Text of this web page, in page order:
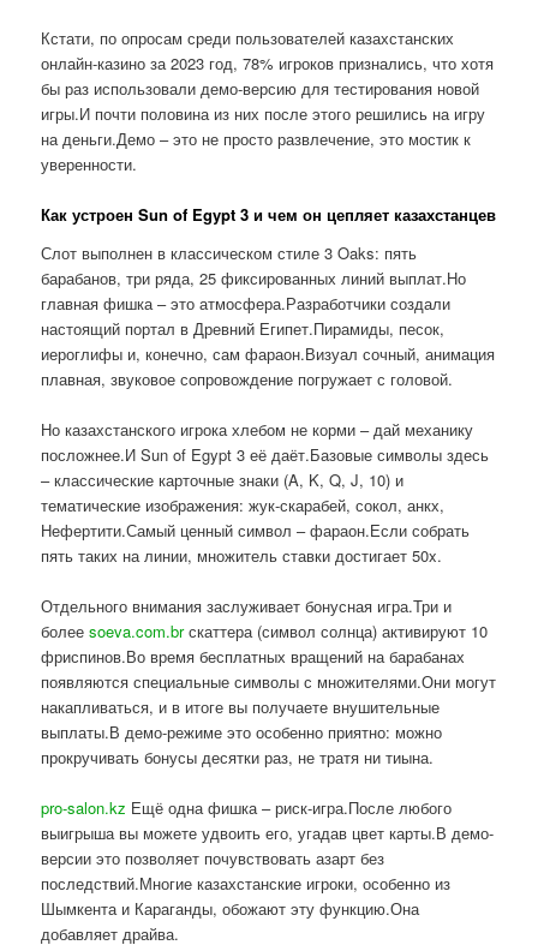
Кстати, по опросам среди пользователей казахстанских
онлайн-казино за 2023 год, 78% игроков признались, что хотя
бы раз использовали демо-версию для тестирования новой
игры.И почти половина из них после этого решились на игру
на деньги.Демо – это не просто развлечение, это мостик к
уверенности.
Как устроен Sun of Egypt 3 и чем он цепляет казахстанцев
Слот выполнен в классическом стиле 3 Oaks: пять
барабанов, три ряда, 25 фиксированных линий выплат.Но
главная фишка – это атмосфера.Разработчики создали
настоящий портал в Древний Египет.Пирамиды, песок,
иероглифы и, конечно, сам фараон.Визуал сочный, анимация
плавная, звуковое сопровождение погружает с головой.
Но казахстанского игрока хлебом не корми – дай механику
посложнее.И Sun of Egypt 3 её даёт.Базовые символы здесь
– классические карточные знаки (A, K, Q, J, 10) и
тематические изображения: жук-скарабей, сокол, анкх,
Нефертити.Самый ценный символ – фараон.Если собрать
пять таких на линии, множитель ставки достигает 50x.
Отдельного внимания заслуживает бонусная игра.Три и
болееsoeva.com.brскаттера (символ солнца) активируют 10
фриспинов.Во время бесплатных вращений на барабанах
появляются специальные символы с множителями.Они могут
накапливаться, и в итоге вы получаете внушительные
выплаты.В демо-режиме это особенно приятно: можно
прокручивать бонусы десятки раз, не тратя ни тиына.
pro-salon.kz Ещё одна фишка – риск-игра.После любого
выигрыша вы можете удвоить его, угадав цвет карты.В демо-
версии это позволяет почувствовать азарт без
последствий.Многие казахстанские игроки, особенно из
Шымкента и Караганды, обожают эту функцию.Она
добавляет драйва.